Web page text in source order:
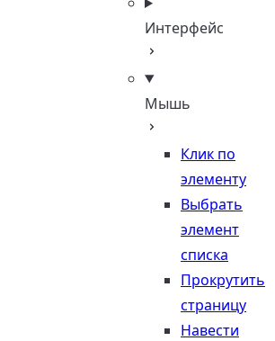
Интерфейс
Мышь
Клик по
элементу
Выбрать
элемент
списка
Прокрутить
страницу
Навести